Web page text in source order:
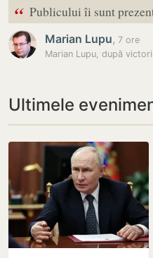
“ Publicului îi sunt
Marian Lupu, 7 ore
Ultimele